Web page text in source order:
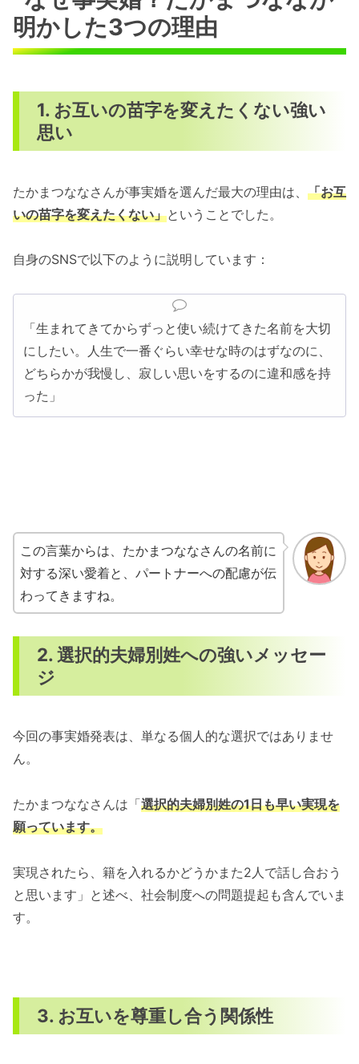
明かした3つの理由
1. お互いの苗字を変えたくない強い
思い
たかまつななさんが事実婚を選んだ最大の理由は、 「お互
いの苗字を変えたくない」ということでした。
自身のSNSで以下のように説明しています：
「生まれてきてからずっと使い続けてきた名前を大切
にしたい。人生で一番ぐらい幸せな時のはずなのに、
どちらかが我慢し、寂しい思いをするのに違和感を持
った」
この言葉からは、たかまつななさんの名前に
対する深い愛着と、パートナーへの配慮が伝
わってきますね。
2. 選択的夫婦別姓への強いメッセー
ジ
今回の事実婚発表は、単なる個人的な選択ではありませ
ん。
たかまつななさんは「選択的夫婦別姓の1日も早い実現を
願っています。
実現されたら、籍を入れるかどうかまた2人で話し合おう
と思います」と述べ、社会制度への問題提起も含んでいま
す。
3. お互いを尊重し合う関係性